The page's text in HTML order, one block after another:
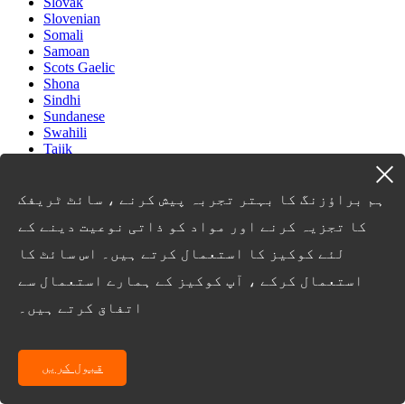
Slovenian
Somali
Samoan
Scots Gaelic
Shona
Sindhi
Sundanese
Swahili
Tajik
Thai
Urdu
Uzbek
Vietnamese
Welsh
Yiddish
Tatar
ہم براؤزنگ کا بہتر تجربہ پیش کرنے ، سائٹ ٹریفک
کا تجزیہ کرنے اور مواد کو ذاتی نوعیت دینے کے
لئے کوکیز کا استعمال کرتے ہیں۔ اس سائٹ کا
استعمال کرکے ، آپ کوکیز کے ہمارے استعمال سے
اتفاق کرتے ہیں۔
قبول کریں